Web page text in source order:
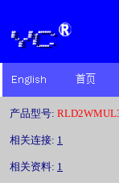
产品型号:
相关连接: 1
相关资料: 1